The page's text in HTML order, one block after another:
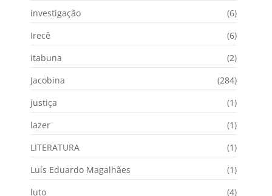
investigação
(6)
Irecê
(6)
itabuna
(2)
Jacobina
(284)
justiça
(1)
lazer
(1)
LITERATURA
(1)
Luís Eduardo Magalhães
(1)
luto
(4)